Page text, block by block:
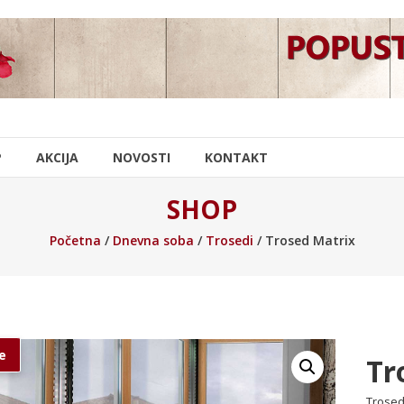
AKCIJA NOVOSTI KONTAKT
SHOP
Početna / Dnevna soba / Trosedi / Trosed Matrix